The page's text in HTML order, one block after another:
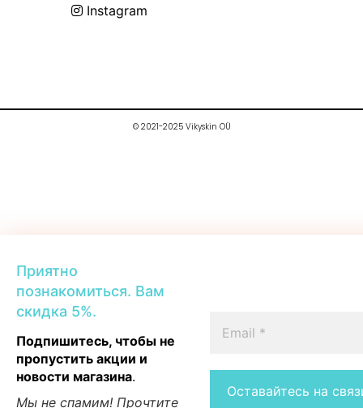
Приятно
познакомиться. Вам
скидка 5%.
Подпишитесь, чтобы не
пропустить акции и
новости магазина.
Мы не спамим! Прочтите
Instagram
© 2021-2025 Vikyskin OÜ